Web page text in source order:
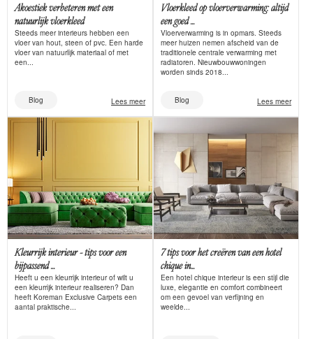
Akoestiek verbeteren met een
natuurlijk vloerkleed
Steeds meer interieurs hebben een
vloer van hout, steen of pvc. Een harde
vloer van natuurlijk materiaal of met
een...
Blog Lees meer
Vloerkleed op vloerverwarming: altijd
een goed ...
Vloerverwarming is in opmars. Steeds
meer huizen nemen afscheid van de
traditionele centrale verwarming met
radiatoren. Nieuwbouwwoningen
worden sinds 2018...
Blog Lees meer
Kleurrijk interieur - tips voor een
bijpassend ...
Heeft u een kleurrijk interieur of wilt u
een kleurrijk interieur realiseren? Dan
heeft Koreman Exclusive Carpets een
aantal praktische...
7 tips voor het creëren van een hotel
chique in...
Een hotel chique interieur is een stijl die
luxe, elegantie en comfort combineert
om een gevoel van verfijning en
weelde...